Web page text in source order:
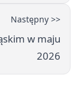
Następny >>
w maju
2026